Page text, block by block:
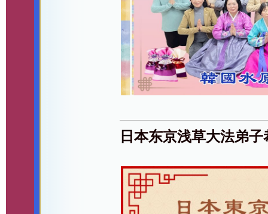
日本东京浅草大法弟